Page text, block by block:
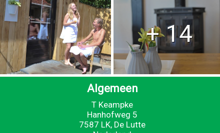
+ 14
Algemeen
T Keampke
Hanhofweg 5
7587 LK, De Lutte